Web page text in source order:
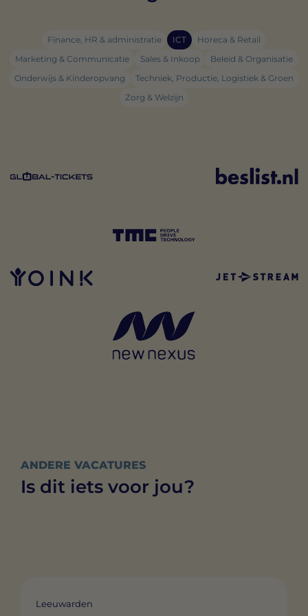
Finance, HR & administratie ICT
Horeca & Retail
Marketing & Communicatie
Sales & Inkoop
Beleid & Organisatie
Onderwijs & Kinderopvang
Techniek, Productie, Logistiek & Groen
Zorg & Welzijn
ANDERE VACATURES
Is dit iets voor jou?
Leeuwarden